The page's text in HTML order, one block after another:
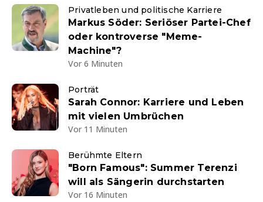
Privatleben und politische Karriere
Markus Söder: Seriöser Partei-Chef
oder kontroverse "Meme-
Machine"?
Vor 6 Minuten
Porträt
Sarah Connor: Karriere und Leben
mit vielen Umbrüchen
Vor 11 Minuten
Berühmte Eltern
"Born Famous": Summer Terenzi
will als Sängerin durchstarten
Vor 16 Minuten